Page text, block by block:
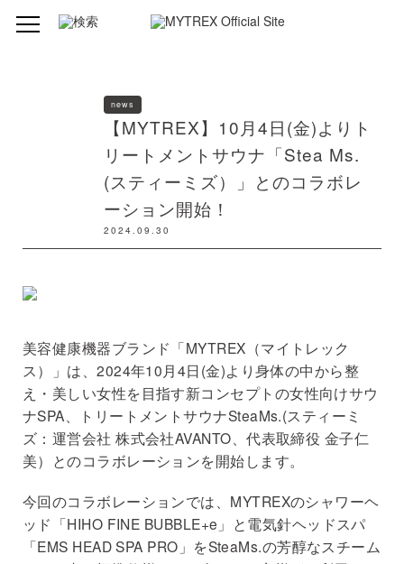
news
【MYTREX】10月4日(金)よりト
リートメントサウナ「Stea Ms.
(スティーミズ）」とのコラボレ
ーション開始！
2024.09.30
美容健康機器ブランド「MYTREX（マイトレック
ス）」は、2024年10月4日(金)より⾝体の中から整
え・美しい⼥性を⽬指す新コンセプトの⼥性向けサウ
ナSPA、トリートメントサウナSteaMs.(スティーミ
ズ：運営会社 株式会社AVANTO、代表取締役 ⾦⼦仁
美）とのコラボレーションを開始します。
今回のコラボレーションでは、MYTREXのシャワーヘ
ッド「HIHO FINE BUBBLE+e」と電気針ヘッドスパ
「EMS HEAD SPA PRO」をSteaMs.の芳醇なスチーム